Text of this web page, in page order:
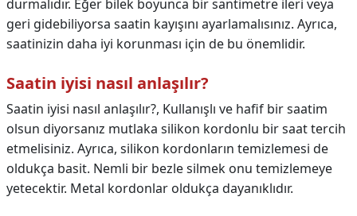
durmalıdır. Eğer bilek boyunca bir santimetre ileri veya
geri gidebiliyorsa saatin kayışını ayarlamalısınız. Ayrıca,
saatinizin daha iyi korunması için de bu önemlidir.
Saatin iyisi nasıl anlaşılır?
Saatin iyisi nasıl anlaşılır?, Kullanışlı ve hafif bir saatim
olsun diyorsanız mutlaka silikon kordonlu bir saat tercih
etmelisiniz. Ayrıca, silikon kordonların temizlemesi de
oldukça basit. Nemli bir bezle silmek onu temizlemeye
yetecektir. Metal kordonlar oldukça dayanıklıdır.